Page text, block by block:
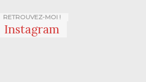
RETROUVEZ-MOI !
Instagram